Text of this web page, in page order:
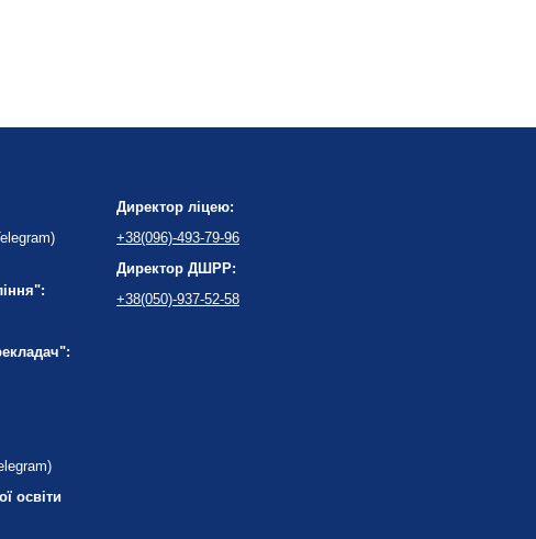
освіти
Директор ліцею:
+38(096)-493-79-96
Директор ДШРР:
+38(050)-937-52-58